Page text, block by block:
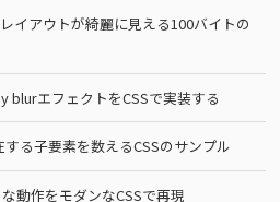
イアウトが綺麗に見える100バイトの
blurエフェクトをCSSで実装する
る子要素を数えるCSSのサンプル
動作をモダンなCSSで再現